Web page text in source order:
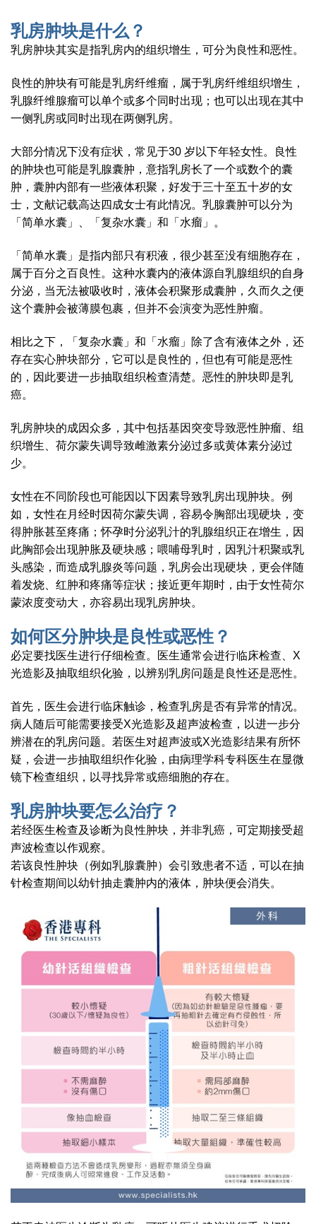
乳房肿块是什么？
乳房肿块其实是指乳房内的组织增生，可分为良性和恶性。
良性的肿块有可能是乳房纤维瘤，属于乳房纤维组织增生，
乳腺纤维腺瘤可以单个或多个同时出现；也可以出现在其中
一侧乳房或同时出现在两侧乳房。
大部分情况下没有症状，常见于30 岁以下年轻女性。良性
的肿块也可能是乳腺囊肿，意指乳房长了一个或数个的囊
肿，囊肿内部有一些液体积聚，好发于三十至五十岁的女
士，文献记载高达四成女士有此情况。乳腺囊肿可以分为
「简单水囊」、「复杂水囊」和「水瘤」。
「简单水囊」是指内部只有积液，很少甚至没有细胞存在，
属于百分之百良性。这种水囊内的液体源自乳腺组织的自身
分泌，当无法被吸收时，液体会积聚形成囊肿，久而久之便
这个囊肿会被薄膜包裹，但并不会演变为恶性肿瘤。
相比之下，「复杂水囊」和「水瘤」除了含有液体之外，还
存在实心肿块部分，它可以是良性的，但也有可能是恶性
的，因此要进一步抽取组织检查清楚。恶性的肿块即是乳
癌。
乳房肿块的成因众多，其中包括基因突变导致恶性肿瘤、组
织增生、荷尔蒙失调导致雌激素分泌过多或黄体素分泌过
少。
女性在不同阶段也可能因以下因素导致乳房出现肿块。例
如，女性在月经时因荷尔蒙失调，容易令胸部出现硬块，变
得肿胀甚至疼痛；怀孕时分泌乳汁的乳腺组织正在增生，因
此胸部会出现肿胀及硬块感；喂哺母乳时，因乳汁积聚或乳
头感染，而造成乳腺炎等问题，乳房会出现硬块，更会伴随
着发烧、红肿和疼痛等症状；接近更年期时，由于女性荷尔
蒙浓度变动大，亦容易出现乳房肿块。
如何区分肿块是良性或恶性？
必定要找医生进行仔细检查。医生通常会进行临床检查、X
光造影及抽取组织化验，以辨别乳房问题是良性还是恶性。
首先，医生会进行临床触诊，检查乳房是否有异常的情况。
病人随后可能需要接受X光造影及超声波检查，以进一步分
辨潜在的乳房问题。若医生对超声波或X光造影结果有所怀
疑，会进一步抽取组织作化验，由病理学科专科医生在显微
镜下检查组织，以寻找异常或癌细胞的存在。
乳房肿块要怎么治疗？
若经医生检查及诊断为良性肿块，并非乳癌，可定期接受超
声波检查以作观察。
若该良性肿块（例如乳腺囊肿）会引致患者不适，可以在抽
针检查期间以幼针抽走囊肿内的液体，肿块便会消失。